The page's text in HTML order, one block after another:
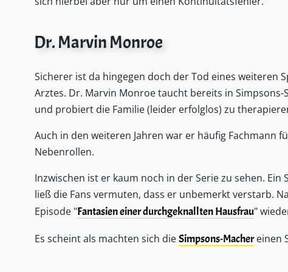
Dr. Marvin Monroe
Sicherer ist da hingegen doch der Tod eines weiteren
Arztes. Dr. Marvin Monroe taucht bereits in Simpsons-
und probiert die Familie (leider erfolglos) zu
Auch in den weiteren Jahren war er häufig Fachmann
Nebenrollen.
Inzwischen ist er kaum noch in der Serie zu sehen.
ließ die Fans vermuten, dass er unbemerkt verstarb.
Episode "Fantasien einer durchgeknallten Hausfrau"
Es scheint als machten sich dieSimpsons-Machereinen